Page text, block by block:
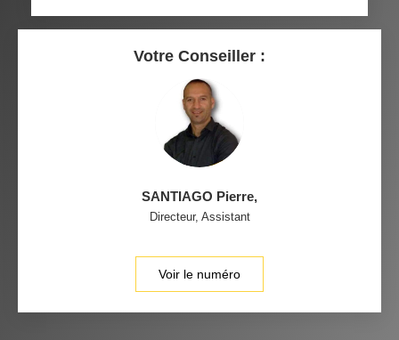
Votre Conseiller :
SANTIAGO Pierre,
Directeur, Assistant
Voir le numéro